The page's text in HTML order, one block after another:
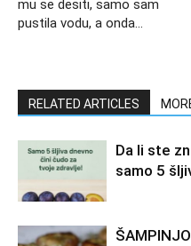
mu se desiti, samo sam
pustila vodu, a onda…
RELATED ARTICLES
Da li ste
samo 5